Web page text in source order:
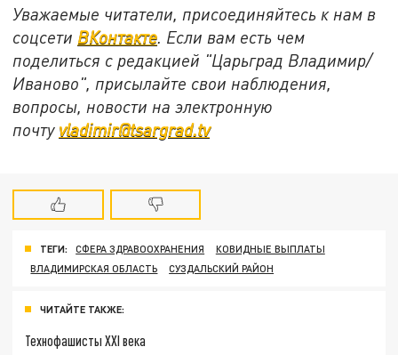
Уважаемые читатели, присоединяйтесь к нам в
соцсети ВКонтакте . Если вам есть чем
поделиться с редакцией "Царьград Владимир/
Иваново", присылайте свои наблюдения,
вопросы, новости на электронную
почту vladimir@tsargrad.tv
ТЕГИ: СФЕРА ЗДРАВООХРАНЕНИЯ
КОВИДНЫЕ ВЫПЛАТЫ
ВЛАДИМИРСКАЯ ОБЛАСТЬ
СУЗДАЛЬСКИЙ РАЙОН
ЧИТАЙТЕ ТАКЖЕ:
Технофашисты XXI века